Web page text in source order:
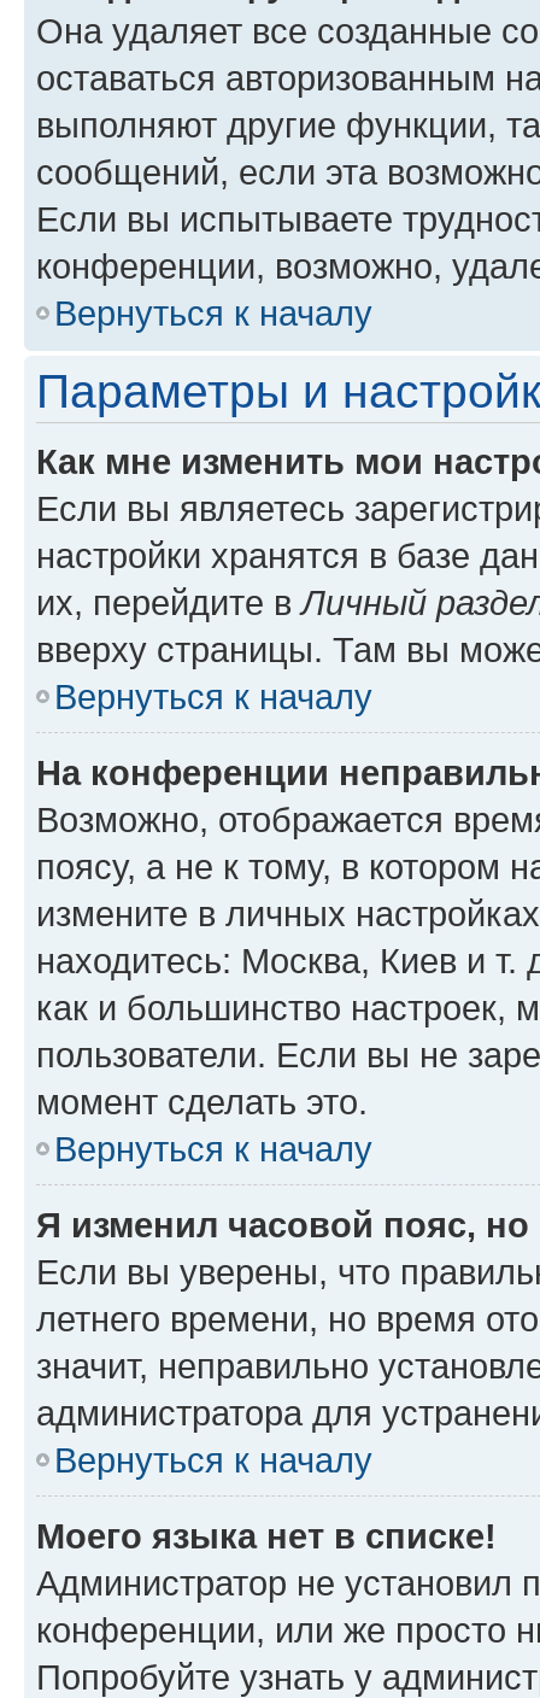
Она удаляет все созданные
оставаться авторизованным
выполняют другие функции,
сообщений, если эта
Если вы испытываете
конференции, возможно,
Вернуться к началу
Параметры и
Как мне изменить мои
Если вы являетесь
настройки хранятся в базе
их, перейдите вЛичный
вверху страницы. Там вы
Вернуться к началу
На конференции
Возможно, отображается
поясу, а не к тому, в котором
измените в личных
находитесь: Москва, Киев и т.
как и большинство настроек,
пользователи. Если вы не
момент сделать это.
Вернуться к началу
Я изменил часовой пояс,
Если вы уверены, что
летнего времени, но время
значит, неправильно
администратора для
Вернуться к началу
Моего языка нет в списке!
Администратор не установил
конференции, или же просто
Попробуйте узнать у